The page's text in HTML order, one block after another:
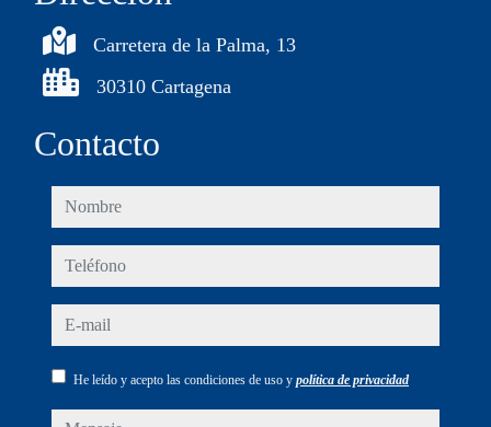
Carretera de la Palma, 13
30310 Cartagena
Contacto
nombre
teléfono
e-mail
He leído y acepto las condiciones de uso y política de privacidad